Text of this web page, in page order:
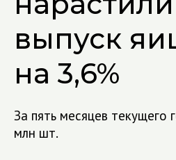
выпуск
на 3,6%
За пять месяцев текущего
млн шт.